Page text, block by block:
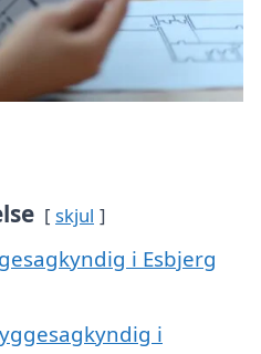
skjul
i Esbjerg
i